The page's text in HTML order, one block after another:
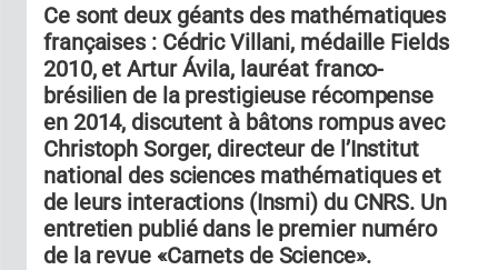
Ce sont deux géants des mathématiques
françaises : Cédric Villani, médaille Fields
2010, et Artur Ávila, lauréat franco-
brésilien de la prestigieuse récompense
en 2014, discutent à bâtons rompus avec
Christoph Sorger, directeur de l’Institut
national des sciences mathématiques et
de leurs interactions (Insmi) du CNRS. Un
entretien publié dans le premier numéro
de la revue «Carnets de Science».